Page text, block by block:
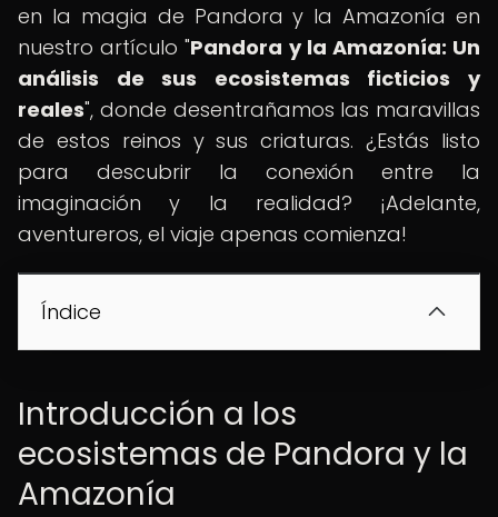
en la magia de Pandora y la Amazonía en
nuestro artículo "Pandora y la Amazonía: Un
análisis de sus ecosistemas ficticios y
reales", donde desentrañamos las maravillas
de estos reinos y sus criaturas. ¿Estás listo
para descubrir la conexión entre la
imaginación y la realidad? ¡Adelante,
aventureros, el viaje apenas comienza!
Índice
Introducción a los
ecosistemas de Pandora y la
Amazonía